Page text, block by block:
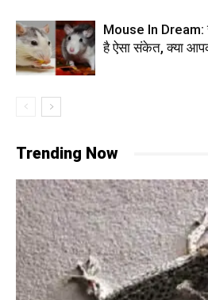
Mouse In Dream:
है ऐसा संकेत, क्या
Trending Now